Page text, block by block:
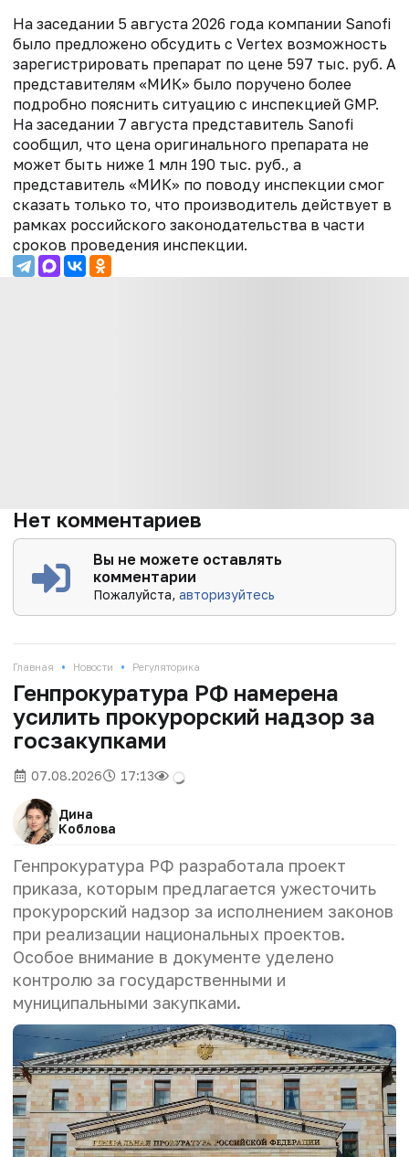
На заседании 5 августа 2026 года компании Sanofi
было предложено обсудить с Vertex возможность
зарегистрировать препарат по цене 597 тыс. руб. А
представителям «МИК» было поручено более
подробно пояснить ситуацию с инспекцией GMP.
На заседании 7 августа представитель Sanofi
сообщил, что цена оригинального препарата не
может быть ниже 1 млн 190 тыс. руб., а
представитель «МИК» по поводу инспекции смог
сказать только то, что производитель действует в
рамках российского законодательства в части
сроков проведения инспекции.
Нет комментариев
Вы не можете оставлять
комментарии
Пожалуйста,авторизуйтесь
Главная • Новости • Регуляторика
Генпрокуратура РФ намерена
усилить прокурорский надзор за
госзакупками
07.08.2026 17:13
Дина
Коблова
Генпрокуратура РФ разработала проект
приказа, которым предлагается ужесточить
прокурорский надзор за исполнением законов
при реализации национальных проектов.
Особое внимание в документе уделено
контролю за государственными и
муниципальными закупками.